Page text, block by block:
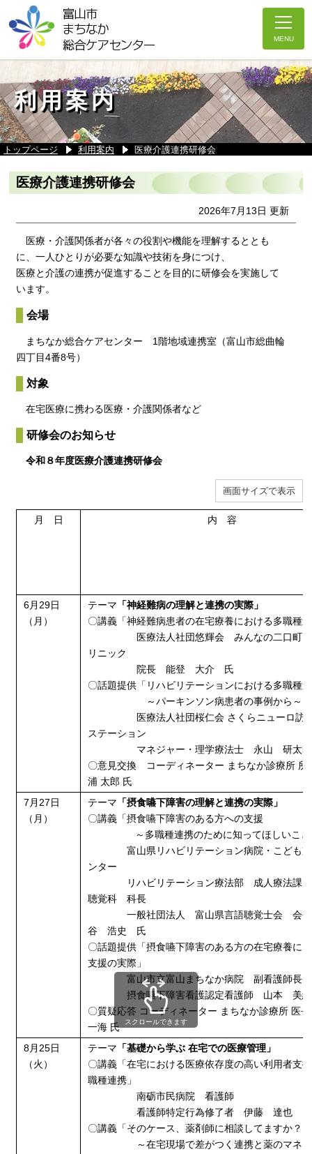
利用案内
トップページ 利用案内 医療介護連携研修会
医療介護連携研修会
2026年7月13日 更新
医療・介護関係者が各々の役割や機能を理解するととも
に、一人ひとりが必要な知識や技術を身につけ、
医療と介護の連携が促進することを目的に研修会を実施して
います。
会場
まちなか総合ケアセンター 1階地域連携室（富山市総曲輪
四丁目4番8号）
対象
在宅医療に携わる医療・介護関係者など
研修会のお知らせ
令和８年度医療介護連携研修会
画面サイズで表示
月 日 内 容
6月29日
（月）
テーマ 「神経難病の理解と連携の実際」
〇講義「神経難病患者の在宅療養における多職種
医療法人社団悠輝会 みんなの二口町内
リニック
院長 能登 大介 氏
〇話題提供「リハビリテーションにおける多職種
～パーキンソン病患者の事例から～」
医療法人社団桜仁会 さくらニューロ訪
ステーション
マネジャー・理学療法士 永山 研太
〇意見交換 コーディネーター まちなか診療所 所
浦 太郎 氏
7月27日
（月）
テーマ 「摂食嚥下障害の理解と連携の実際」
〇講義「摂食嚥下障害のある方への支援
～多職種連携のために知ってほしいこと
富山県リハビリテーション病院・こども支
ンター
リハビリテーション療法部 成人療法課
聴覚科 科長
一般社団法人 富山県言語聴覚士会 会
谷 浩史 氏
〇話題提供「摂食嚥下障害のある方の在宅療養に
支援の実際」
富山市立富山まちなか病院 副看護師長
摂食嚥下障害看護認定看護師 山本 美
〇質疑応答 コーディネーター まちなか診療所 医
一海 氏
8月25日
（火）
テーマ 「基礎から学ぶ 在宅での医療管理 」
〇講義「在宅における医療依存度の高い利用者支
職種連携」
南砺市民病院 看護師
看護師特定行為修了者 伊藤 達也 氏
〇講義「そのケース、薬剤師に相談してますか？
～在宅現場で差がつく連携と薬のマネジ
スクロールできます